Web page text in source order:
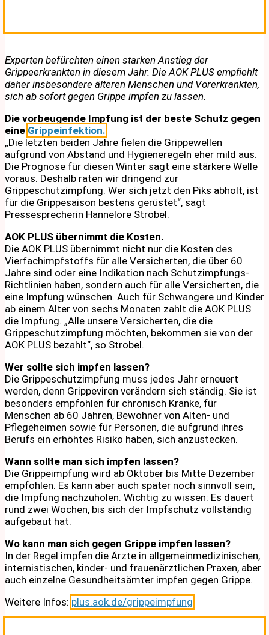
Experten befürchten einen starken Anstieg der
Grippeerkrankten in diesem Jahr. Die AOK PLUS empfiehlt
daher insbesondere älteren Menschen und Vorerkrankten,
sich ab sofort gegen Grippe impfen zu lassen.
Die vorbeugende Impfung ist der beste Schutz gegen
eine Grippeinfektion.
„Die letzten beiden Jahre fielen die Grippewellen
aufgrund von Abstand und Hygieneregeln eher mild aus.
Die Prognose für diesen Winter sagt eine stärkere Welle
voraus. Deshalb raten wir dringend zur
Grippeschutzimpfung. Wer sich jetzt den Piks abholt, ist
für die Grippesaison bestens gerüstet“, sagt
Pressesprecherin Hannelore Strobel.
AOK PLUS übernimmt die Kosten.
Die AOK PLUS übernimmt nicht nur die Kosten des
Vierfachimpfstoffs für alle Versicherten, die über 60
Jahre sind oder eine Indikation nach Schutzimpfungs-
Richtlinien haben, sondern auch für alle Versicherten, die
eine Impfung wünschen. Auch für Schwangere und Kinder
ab einem Alter von sechs Monaten zahlt die AOK PLUS
die Impfung. „Alle unsere Versicherten, die die
Grippeschutzimpfung möchten, bekommen sie von der
AOK PLUS bezahlt“, so Strobel.
Wer sollte sich impfen lassen?
Die Grippeschutzimpfung muss jedes Jahr erneuert
werden, denn Grippeviren verändern sich ständig. Sie ist
besonders empfohlen für chronisch Kranke, für
Menschen ab 60 Jahren, Bewohner von Alten- und
Pflegeheimen sowie für Personen, die aufgrund ihres
Berufs ein erhöhtes Risiko haben, sich anzustecken.
Wann sollte man sich impfen lassen?
Die Grippeimpfung wird ab Oktober bis Mitte Dezember
empfohlen. Es kann aber auch später noch sinnvoll sein,
die Impfung nachzuholen. Wichtig zu wissen: Es dauert
rund zwei Wochen, bis sich der Impfschutz vollständig
aufgebaut hat.
Wo kann man sich gegen Grippe impfen lassen?
In der Regel impfen die Ärzte in allgemeinmedizinischen,
internistischen, kinder- und frauenärztlichen Praxen, aber
auch einzelne Gesundheitsämter impfen gegen Grippe.
Weitere Infos: plus.aok.de/grippeimpfung